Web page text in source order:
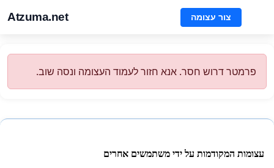
Atzuma.net צור עצומה
פרמטר דרוש חסר. אנא חזור לעמוד העצומה ונסה שוב.
עצומות המקודמות על ידי משתמשים אחרים